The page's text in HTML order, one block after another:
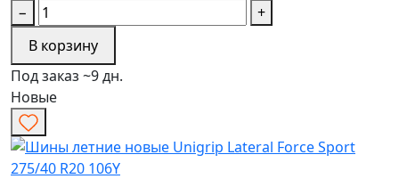
−
+
В корзину
Под заказ ~9 дн.
Новые